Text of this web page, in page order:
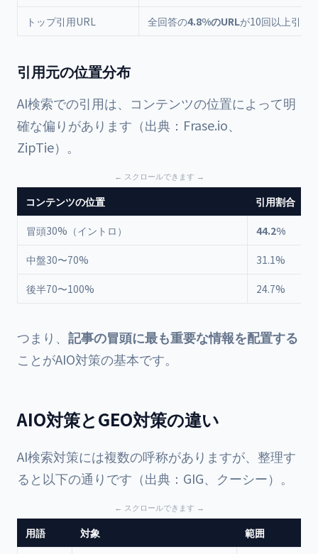
トップ引用URL 全回答の4.8%のURLが10回以上引用
引用元の位置分布
AI検索での引用は、コンテンツの位置によって明
確な偏りがあります（出典： Frase.io、
ZipTie）。
コンテンツの位置 引用割合
冒頭30%（イントロ） 44.2%
中盤30〜70% 31.1%
後半70〜100% 24.7%
つまり、 記事の冒頭に最も重要な情報を配置する
ことがAIO対策の基本です。
AIO対策とGEO対策の違い
AI検索対策には複数の呼称がありますが、整理す
ると以下の通りです（出典： GIG、 クーシー）。
用語 対象 範囲